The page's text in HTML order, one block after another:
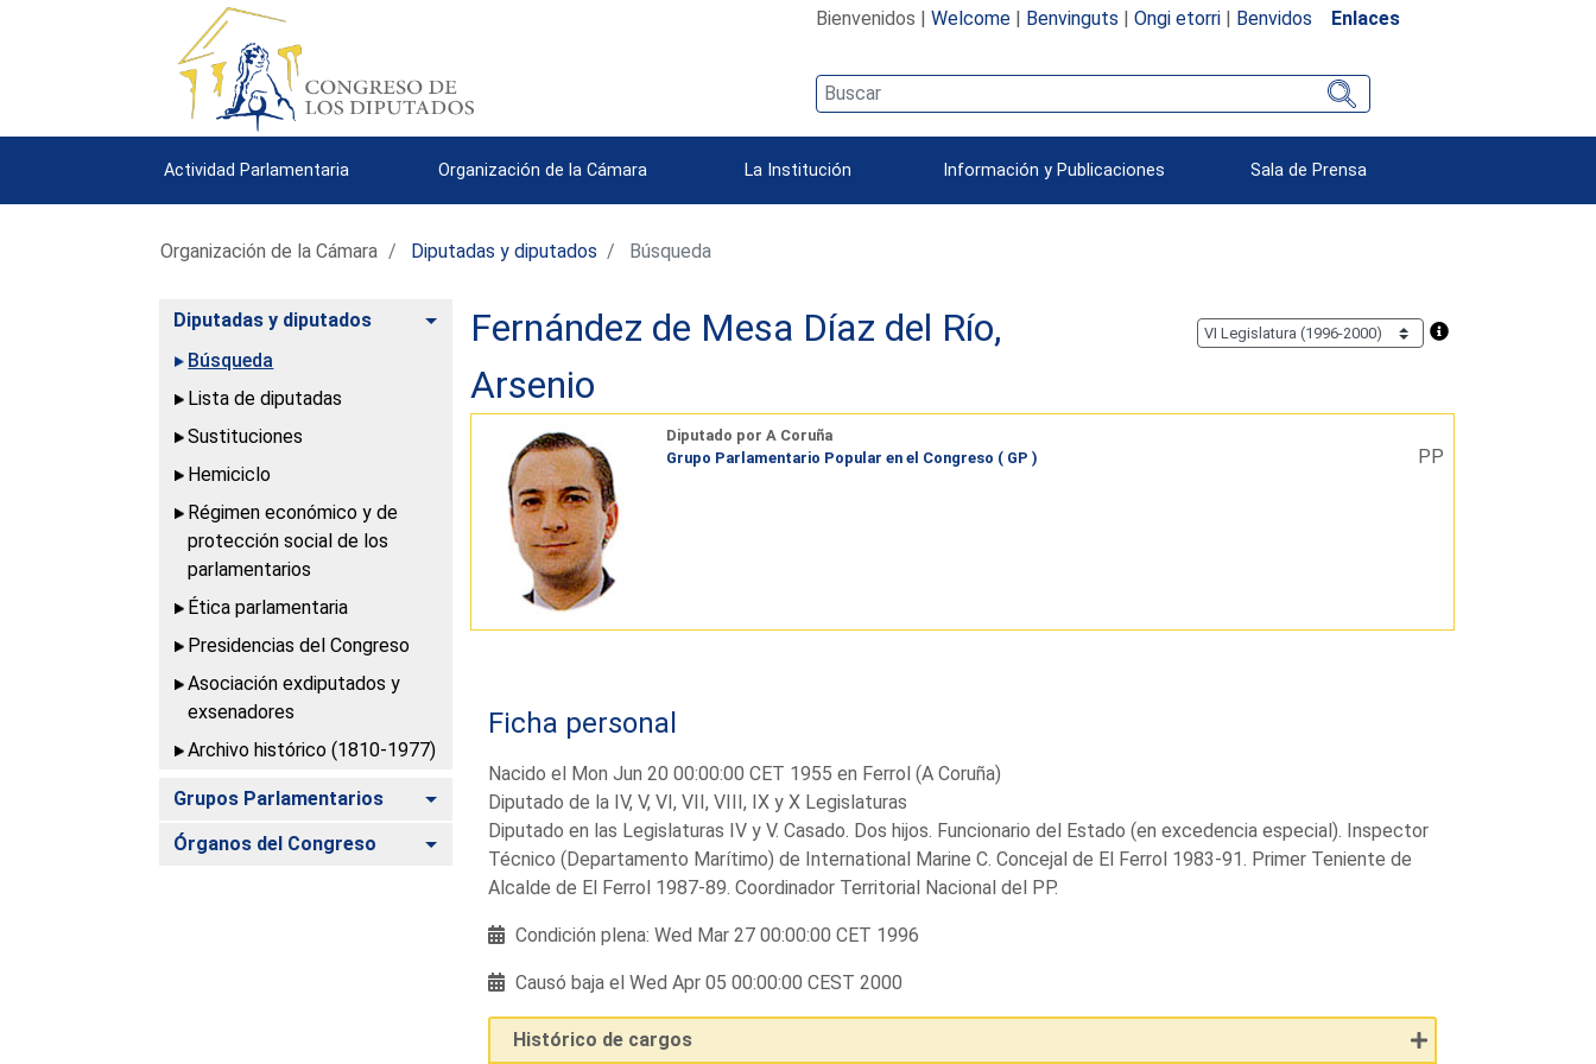
Bienvenidos | Welcome| Benvinguts | Ongi etorri| Benvidos Enlaces
Actividad Parlamentaria Organización de la Cámara La Institución Información y Publicaciones Sala de Prensa
Organización de la Cámara Diputadas y diputados Búsqueda
Diputadas y diputados
Alternar
Búsqueda
Lista de diputadas
Sustituciones
Hemiciclo
Régimen económico y de
protección social de los
parlamentarios
Ética parlamentaria
Presidencias del Congreso
Asociación exdiputados y
exsenadores
Archivo histórico (1810-1977)
Grupos Parlamentarios Alternar
Órganos del Congreso Alternar
Fernández de Mesa Díaz del Río,
Arsenio
Diputado por A Coruña
Grupo Parlamentario Popular en el Congreso ( GP )
PP
Ficha personal
Nacido el Mon Jun 20 00:00:00 CET 1955 en Ferrol (A Coruña)
Diputado de la IV, V, VI, VII, VIII, IX y X Legislaturas
Diputado en las Legislaturas IV y V. Casado. Dos hijos. Funcionario del Estado (en excedencia especial). Inspector
Técnico (Departamento Marítimo) de International Marine C. Concejal de El Ferrol 1983-91. Primer Teniente de
Alcalde de El Ferrol 1987-89. Coordinador Territorial Nacional del PP.
Condición plena: Wed Mar 27 00:00:00 CET 1996
Causó baja el Wed Apr 05 00:00:00 CEST 2000
Histórico de cargos